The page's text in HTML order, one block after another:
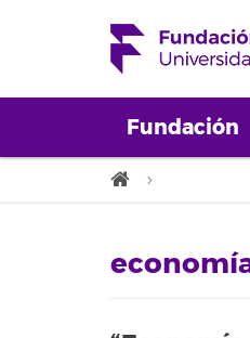
Fundación